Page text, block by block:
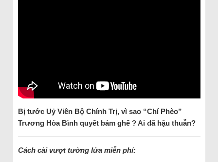
Bị tước Uỷ Viên Bộ Chính Trị, vì sao “Chí Phèo”
Trương Hòa Bình quyết bám ghế ? Ai đã hậu thuẫn?
Cách cài vượt tường lửa miễn phí: